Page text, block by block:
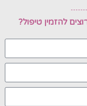
להזמין טיפול?